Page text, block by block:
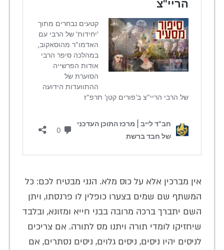
אין מברכין אלא על כוס מלא. הנני מבטיח לכם: כל
המשתף שם שמים בצערו כופלין לו פרנסתו, ויתן
השם יתברך ברכה מרובה בבני חייא ומזונא, ובלבד
שיחזיקו לומדי תורה ויתנו מס לתורה. אם צריכים
לניסים יהיו ניסים, ניסים גלוים, ניסים נסתרים, אם